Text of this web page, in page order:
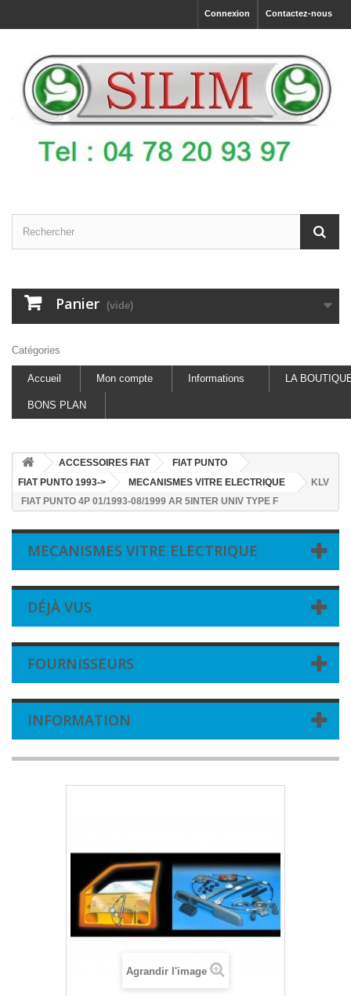
Contactez-nous
Connexion
Panier (vide)
Catégories
Accueil Mon compte Informations LA
BONS PLAN
ACCESSOIRES FIAT
FIAT PUNTO
FIAT PUNTO 1993->
MECANISMES VITRE ELECTRIQUE
KLV
FIAT PUNTO 4P 01/1993-08/1999 AR 5INTER UNIV TYPE F
MECANISMES VITRE ELECTRIQUE
DÉJÀ VUS
FOURNISSEURS
INFORMATION
Agrandir l'image